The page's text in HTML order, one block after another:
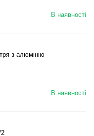
В наявності
з алюмінію
В наявності